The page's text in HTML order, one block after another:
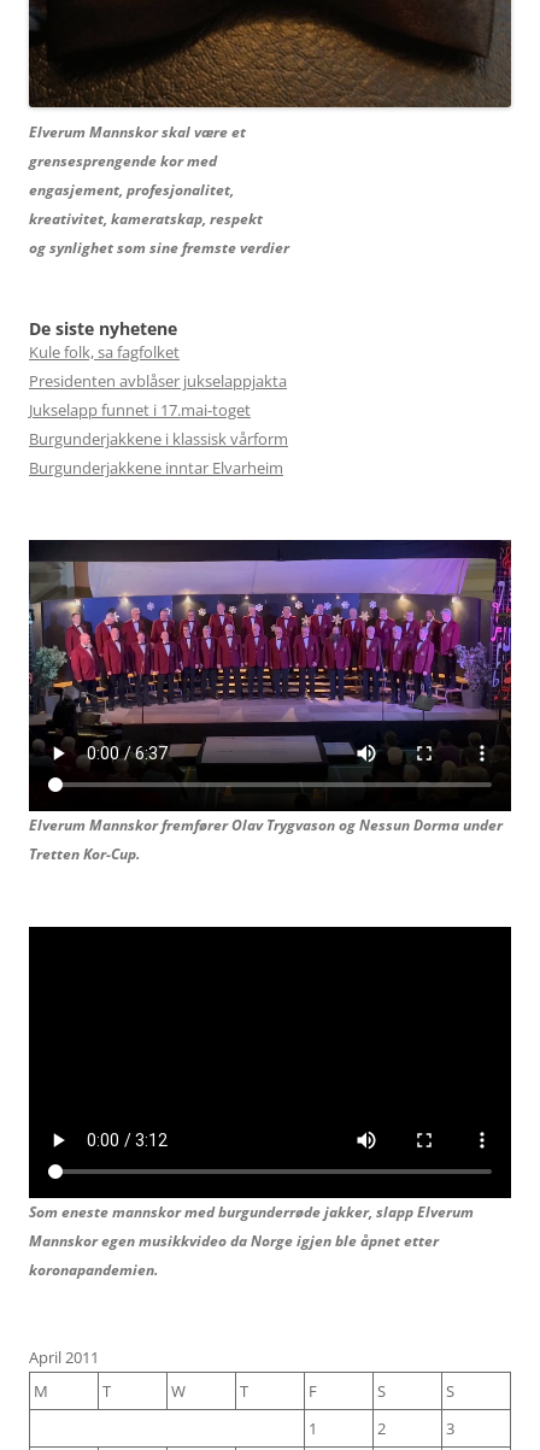
Elverum Mannskor skal være et
grensesprengende kor med
engasjement, profesjonalitet,
kreativitet, kameratskap, respekt
og synlighet som sine fremste verdier
De siste nyhetene
Kule folk, sa fagfolket
Presidenten avblåser jukselappjakta
Jukselapp funnet i 17.mai-toget
Burgunderjakkene i klassisk vårform
Burgunderjakkene inntar Elvarheim
Elverum Mannskor fremfører Olav Trygvason ogNessun Dorma under
Tretten Kor-Cup.
Som eneste mannskor med burgunderrøde jakker, slapp Elverum
Mannskor egen musikkvideo da Norge igjen ble åpnet etter
koronapandemien.
April 2011
M
T W T F S
S
1
2 3